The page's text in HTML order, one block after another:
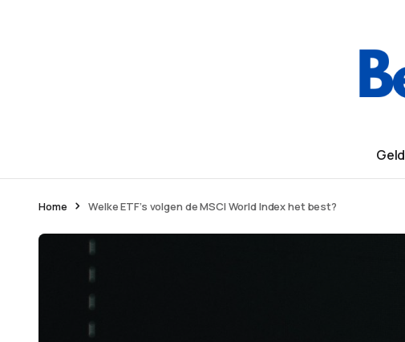
Geld
Home Welke ETF’s volgen de MSCI World Index het best?